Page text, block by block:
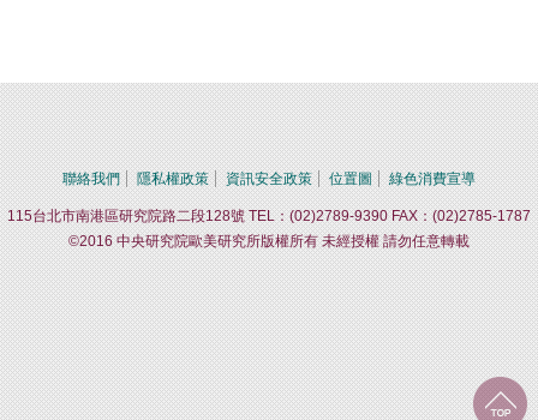
聯絡我們 隱私權政策 資訊安全政策 位置圖 綠色消費宣導
115台北市南港區研究院路二段128號 TEL：(02)2789-9390 FAX：(02)2785-1787
©2016 中央研究院歐美研究所版權所有 未經授權 請勿任意轉載